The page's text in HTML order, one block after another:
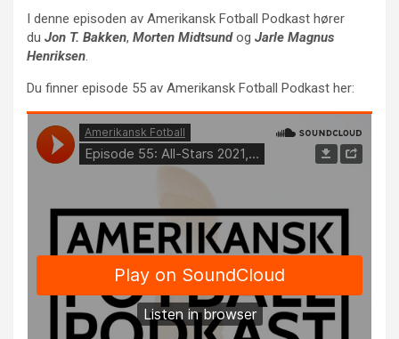
I denne episoden av Amerikansk Fotball Podkast hører
du Jon T. Bakken, Morten Midtsundog Jarle Magnus
Henriksen
Du finner episode 55 av Amerikansk Fotball Podkast her: